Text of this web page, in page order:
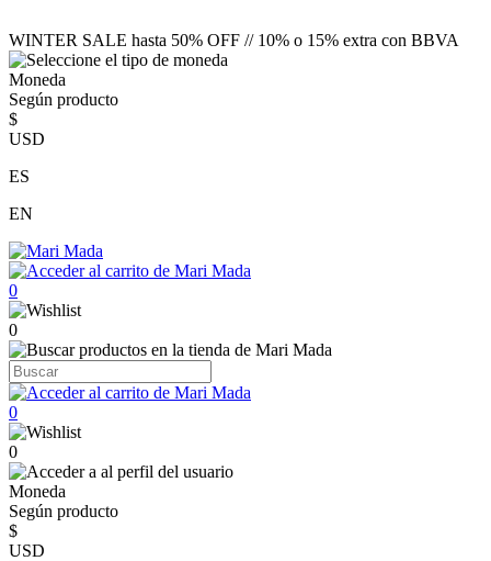
WINTER SALE hasta 50% OFF // 10% o 15% extra con BBVA
Moneda
Según producto
$
USD
ES
EN
0
0
0
0
Moneda
Según producto
$
USD